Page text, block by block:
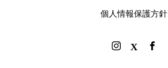
個人情報保護方針